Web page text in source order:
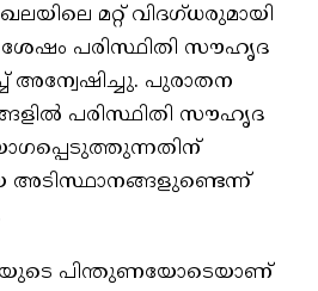
മറ്റ് വിദഗ്ധരുമായി
പരിസ്ഥിതി സൗഹൃദ
അന്വേഷിച്ചു. പുരാതന
പരിസ്ഥിതി സൗഹൃദ
അടിസ്ഥാനങ്ങളുണ്ടെന്ന്
പിന്തുണയോടെയാണ്